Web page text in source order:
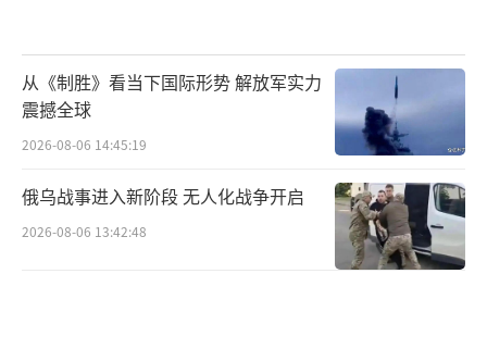
从《制胜》看当下国际形势 解放军实力
震撼全球
2026-08-06 14:45:19
俄乌战事进入新阶段 无人化战争开启
2026-08-06 13:42:48